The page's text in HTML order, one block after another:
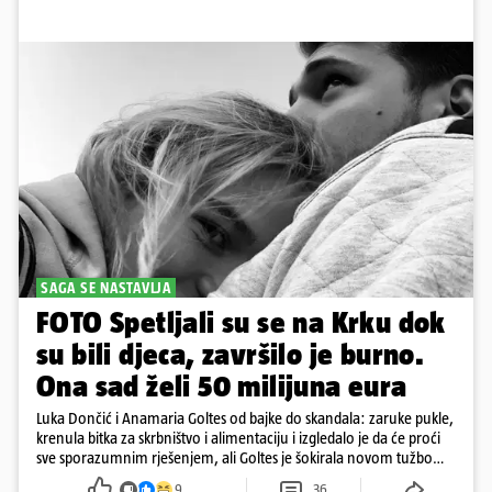
SAGA SE NASTAVLJA
FOTO Spetljali su se na Krku dok
su bili djeca, završilo je burno.
Ona sad želi 50 milijuna eura
Luka Dončić i Anamaria Goltes od bajke do skandala: zaruke pukle,
krenula bitka za skrbništvo i alimentaciju i izgledalo je da će proći
sve sporazumnim rješenjem, ali Goltes je šokirala novom tužbom
u Sloveniji